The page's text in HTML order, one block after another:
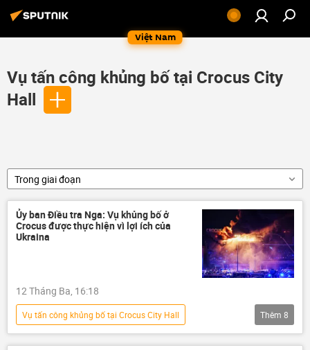
Việt Nam
Vụ tấn công khủng bố tại Crocus City
Hall
Trong giai đoạn
Ủy ban Điều tra Nga: Vụ khủng bố ở
Crocus được thực hiện vì lợi ích của
Ukraina
12 Tháng Ba, 16:18
Vụ tấn công khủng bố tại Crocus City Hall
Cuộc khủng hoảng ở Ukraina
Ukraina
Thêm 8